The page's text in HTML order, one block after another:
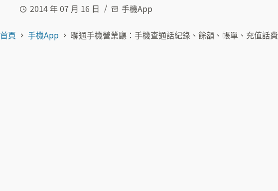
2014 年 07 月 16 日
手機App
首頁 手機App 聯通手機營業廳：手機查通話紀錄、餘額、帳單、充值話費